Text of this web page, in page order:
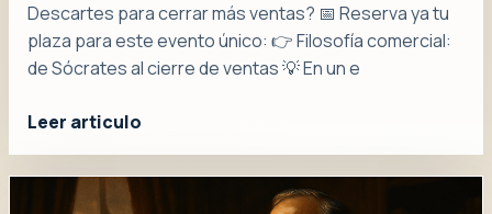
Descartes para cerrar más ventas? 📅 Reserva ya tu
plaza para este evento único: 👉 Filosofía comercial:
de Sócrates al cierre de ventas 💡 En un e
Leer articulo